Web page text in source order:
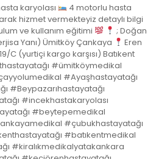
karyolası
4 motorlu hasta
hizmet vermekteyiz detaylı bilgi
ve kullanım eğitimi
; Doğan
Yanı) Ümitköy Çankaya
Eren
C (yurtiçi kargo karşısı) Batıkent
#ümitköymedikal
#Ayaşhastayatağı
#Beypazarıhastayatağı
#incekhastakaryolası
#beytepemedikal
#çubukhastayatağı
#batıkentmedikal
#kiralıkmedikalyatakankara